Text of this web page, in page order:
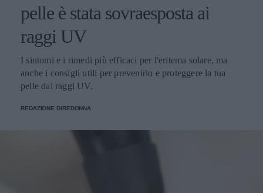
pelle è stata sovraesposta ai
raggi UV
I sintomi e i rimedi più efficaci per l'eritema solare, ma
anche i consigli utili per prevenirlo e proteggere la tua
pelle dai raggi UV.
REDAZIONE DIREDONNA